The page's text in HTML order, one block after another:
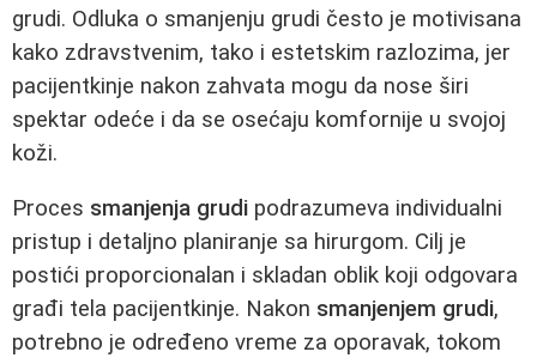
grudi. Odluka o smanjenju grudi često je motivisana
kako zdravstvenim, tako i estetskim razlozima, jer
pacijentkinje nakon zahvata mogu da nose širi
spektar odeće i da se osećaju komfornije u svojoj
koži.
Proces smanjenja grudi podrazumeva individualni
pristup i detaljno planiranje sa hirurgom. Cilj je
postići proporcionalan i skladan oblik koji odgovara
građi tela pacijentkinje. Nakon smanjenjem grudi,
potrebno je određeno vreme za oporavak, tokom